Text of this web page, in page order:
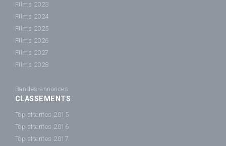
Films 2023
Films 2024
Films 2025
Films 2026
Films 2027
Films 2028
Bandes-annonces
CLASSEMENTS
Top attentes 2015
Top attentes 2016
Top attentes 2017